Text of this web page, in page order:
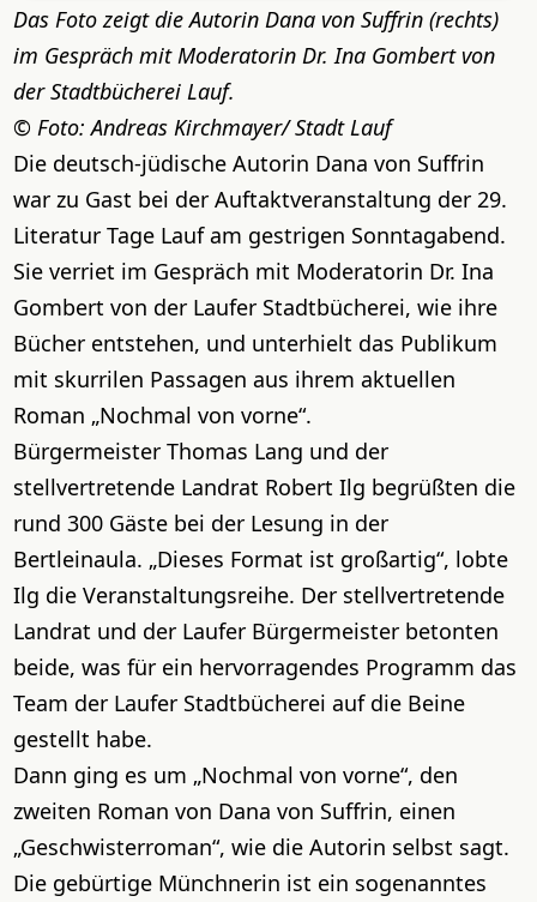
Das Foto zeigt die Autorin Dana von Suffrin (rechts)
im Gespräch mit Moderatorin Dr. Ina Gombert von
der Stadtbücherei Lauf.
Foto: Andreas Kirchmayer/ Stadt Lauf
Die deutsch-jüdische Autorin Dana von Suffrin
war zu Gast bei der Auftaktveranstaltung der 29.
Literatur Tage Lauf am gestrigen Sonntagabend.
Sie verriet im Gespräch mit Moderatorin Dr. Ina
Gombert von der Laufer Stadtbücherei, wie ihre
Bücher entstehen, und unterhielt das Publikum
mit skurrilen Passagen aus ihrem aktuellen
Roman „Nochmal von vorne“.
Bürgermeister Thomas Lang und der
stellvertretende Landrat Robert Ilg begrüßten die
rund 300 Gäste bei der Lesung in der
Bertleinaula. „Dieses Format ist großartig“, lobte
Ilg die Veranstaltungsreihe. Der stellvertretende
Landrat und der Laufer Bürgermeister betonten
beide, was für ein hervorragendes Programm das
Team der Laufer Stadtbücherei auf die Beine
gestellt habe.
Dann ging es um „Nochmal von vorne“, den
zweiten Roman von Dana von Suffrin, einen
„Geschwisterroman“, wie die Autorin selbst sagt.
Die gebürtige Münchnerin ist ein sogenanntes